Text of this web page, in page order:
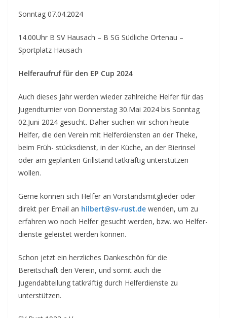
Sonntag 07.04.2024
14.00Uhr B SV Hausach – B SG Südliche Ortenau –
Sportplatz Hausach
Helferaufruf für den EP Cup 2024
Auch dieses Jahr werden wieder zahlreiche Helfer für das
Jugendturnier von Donnerstag 30.Mai 2024 bis Sonntag
02.Juni 2024 gesucht. Daher suchen wir schon heute
Helfer, die den Verein mit Helferdiensten an der Theke,
beim Früh- stücksdienst, in der Küche, an der Bierinsel
oder am geplanten Grillstand tatkräftig unterstützen
wollen.
Gerne können sich Helfer an Vorstandsmitglieder oder
direkt per Email an hilbert@sv-rust.de wenden, um zu
erfahren wo noch Helfer gesucht werden, bzw. wo Helfer-
dienste geleistet werden können.
Schon jetzt ein herzliches Dankeschön für die
Bereitschaft den Verein, und somit auch die
Jugendabteilung tatkräftig durch Helferdienste zu
unterstützen.